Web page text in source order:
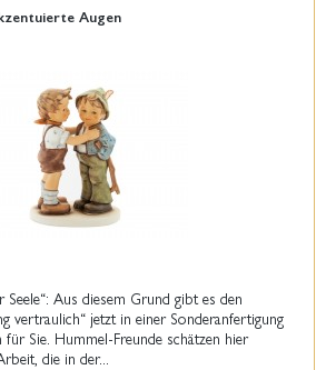
Augen
Seele“: Aus diesem Grund gibt es den
vertraulich“ jetzt in einer Sonderanfertigung
Sie. Hummel-Freunde schätzen hier
die in der...